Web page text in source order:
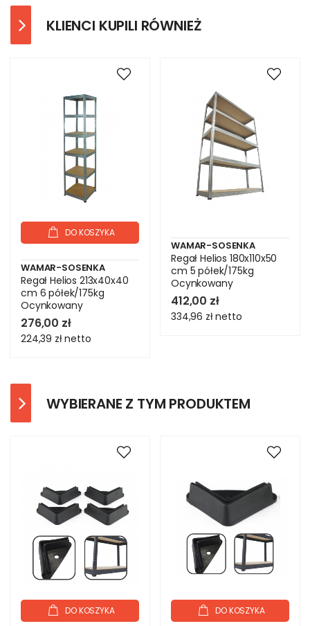
KLIENCI KUPILI RÓWNIEŻ
DO KOSZYKA
WAMAR-SOSENKA
Regał Helios 213x40x40
cm 6 półek/175kg
Ocynkowany
276,00 zł
224,39 złnetto
WAMAR-SOSENKA
Regał Helios 180x110x50
cm 5 półek/175kg
Ocynkowany
412,00 zł
334,96 złnetto
WYBIERANE Z TYM PRODUKTEM
DO KOSZYKA DO KOSZYKA